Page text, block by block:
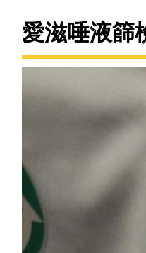
愛滋唾液篩